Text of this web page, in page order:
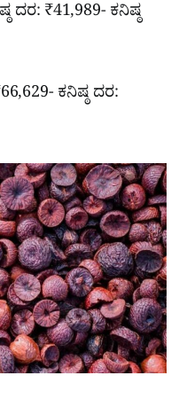
ದರ: ₹41,989- ಕನಿಷ್ಠ
ಕನಿಷ್ಠ ದರ: